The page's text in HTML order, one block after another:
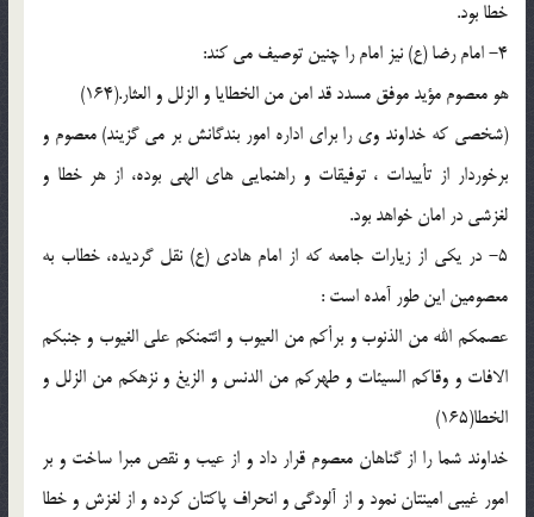
خطا بود.
4- امام رضا (ع) نيز امام را چنين توصيف مي كند:
هو معصوم مؤيد موفق مسدد قد امن من الخطايا و الزلل و العثار.(164)
(شخصي كه خداوند وي را براي اداره امور بندگانش بر مي گزيند) معصوم و
برخوردار از تأييدات ، توفيقات و راهنمايي هاي الهي بوده، از هر خطا و
لغزشي در امان خواهد بود.
5- در يكي از زيارات جامعه كه از امام هادي (ع) نقل گرديده، خطاب به
معصومين اين طور آمده است :
عصمكم الله من الذنوب و برأكم من العيوب و ائتمنكم علي الغيوب و جنبكم
الافات و وقاكم السيئات و طهركم من الدنس و الزيغ و نزهكم من الزلل و
الخطا(165)
خداوند شما را از گناهان معصوم قرار داد و از عيب و نقص مبرا ساخت و بر
امور غيبي امينتان نمود و از آلودگي و انحراف پاكتان كرده و از لغزش و خطا